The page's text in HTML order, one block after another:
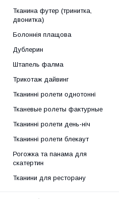
Тканина футер (тринитка,
двонитка)
Болоннія плащова
Дублерин
Штапель фалма
Трикотаж дайвинг
Тканинні ролети однотонні
Тканевые ролеты фактурные
Тканинні ролети день-ніч
Тканинні ролети блекаут
Рогожка та панама для
скатертин
Тканини для ресторану